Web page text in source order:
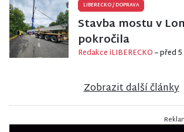
LIBERECKO/DOPRAVA
Stavba mostu v
pokročila
Redakce iLIBERECKO– před
Zobrazit další články